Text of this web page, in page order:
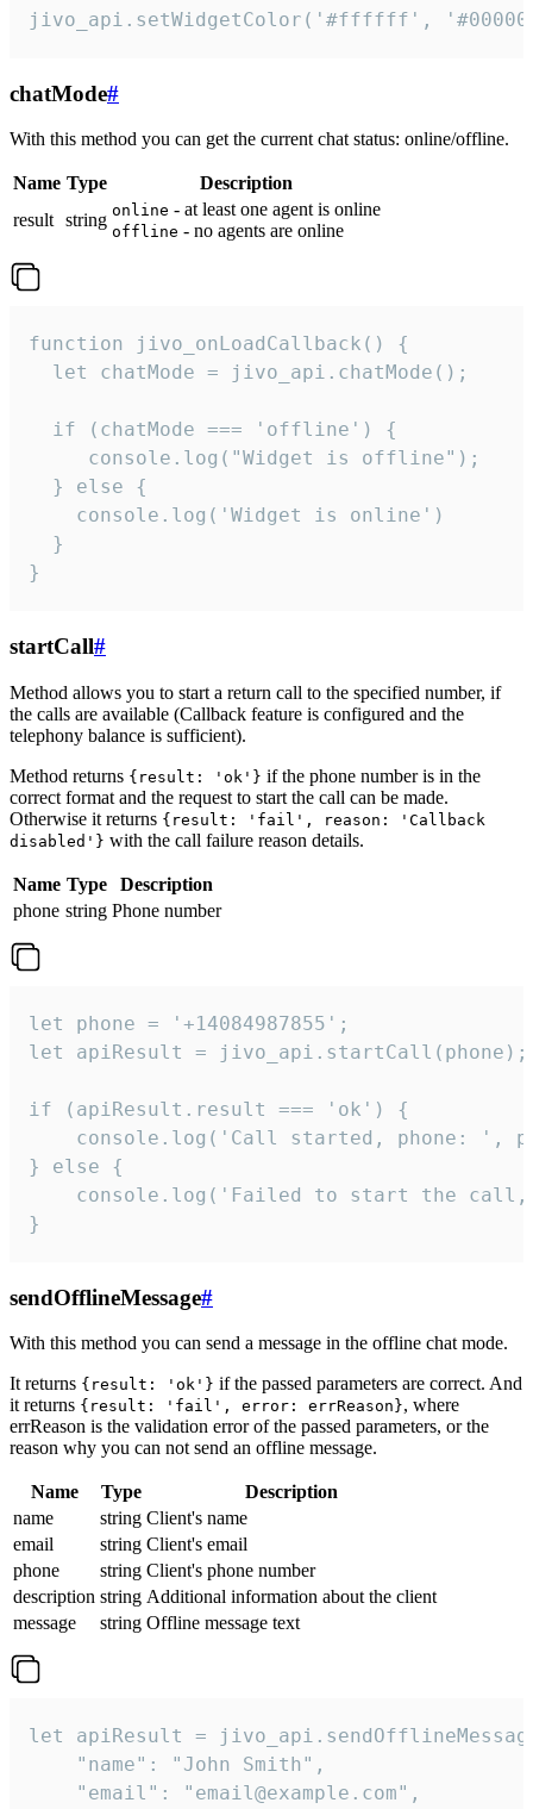
jivo_api.setWidgetColor('#ffffff',
chatMode#
With this method you can get the current chat status: online/offline.
Name Type
Description
result string online - at least one agent is online
offline - no agents are online
function jivo_onLoadCallback() {
  let chatMode = jivo_api.chatMode();
  if (chatMode === 'offline') {
     console.log("Widget is offline");
  } else {
    console.log('Widget is online')
  }
}
startCall#
Method allows you to start a return call to the specified number, if
the calls are available (Callback feature is configured and the
telephony balance is sufficient).
Method returns {result: 'ok'} if the phone number is in the
correct format and the request to start the call can be made.
Otherwise it returns {result: 'fail', reason: 'Callback
disabled'} with the call failure reason details.
Name Type
Description
phone string Phone number
let phone = '+14084987855';
let apiResult = jivo_api.startCall(phone);
if (apiResult.result === 'ok') {
console.log('Call started, phone: ',
} else {
console.log('Failed to start the
}
sendOfflineMessage#
With this method you can send a message in the offline chat mode.
It returns {result: 'ok'} if the passed parameters are correct. And
it returns {result: 'fail', error: errReason}, where
errReason is the validation error of the passed parameters, or the
reason why you can not send an offline message.
Name Type
Description
name
string Client's name
email
string Client's email
phone
string Client's phone number
description string Additional information about the client
message
string Offline message text
let apiResult =
    "name": "John Smith",
    "email": "email@example.com",